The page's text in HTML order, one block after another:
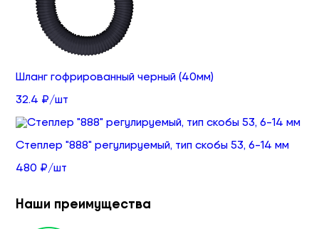
Шланг гофрированный черный (40мм)
32.4 ₽/шт
Степлер "888" регулируемый, тип скобы 53, 6-14 мм
480 ₽/шт
Наши преимущества